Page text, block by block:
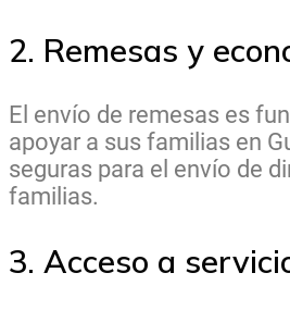
2. Remesas y
El envío de remesas es
apoyar a sus familias en
seguras para el envío de
familias.
3. Acceso a